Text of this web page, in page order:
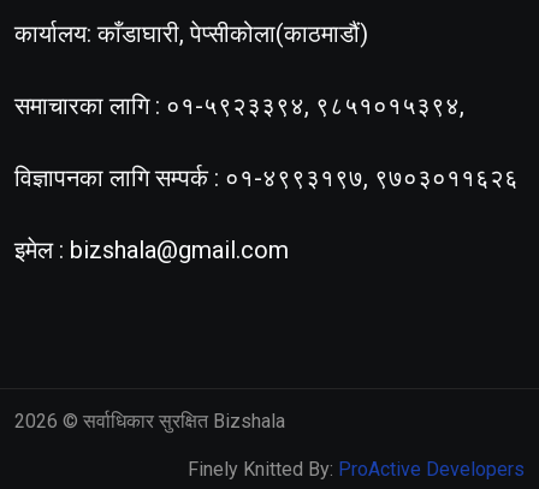
कार्यालय: काँडाघारी, पेप्सीकोला(काठमाडौं)
समाचारका लागि : ०१-५९२३३९४, ९८५१०१५३९४,
विज्ञापनका लागि सम्पर्क : ०१-४९९३१९७, ९७०३०११६२६
इमेल : bizshala@gmail.com
2026 © सर्वाधिकार सुरक्षित Bizshala
Finely Knitted By: ProActive Developers